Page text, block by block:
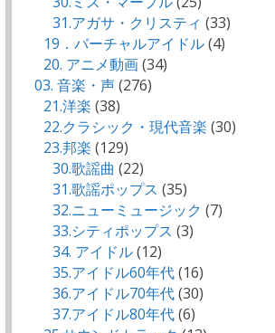
31.アガサ・クリスティ (33)
19．バーチャルアイドル(4)
20. アニメ動画(34)
03. 音楽・声(276)
21.洋楽 (38)
22.クラシック・現代音楽 (30)
23.邦楽 (129)
30.歌謡曲 (22)
31.歌謡ポップス (35)
32.ニューミュージック (7)
33.シティポップス (3)
34. アイドル(12)
35.アイドル60年代(16)
36.アイドル70年代(30)
37.アイドル80年代(6)